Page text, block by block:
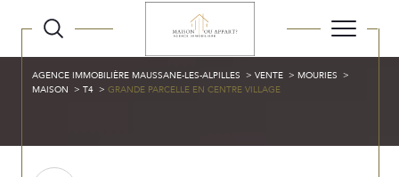
AGENCE IMMOBILIÈRE MAUSSANE-LES-ALPILLES VENTE
MOURIES
MAISON
T4 GRANDE PARCELLE EN CENTRE VILLAGE